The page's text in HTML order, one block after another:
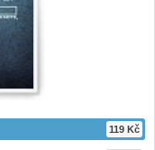
119 Kč